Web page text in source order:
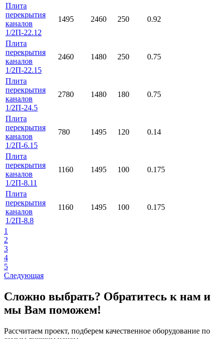
Плита
перекрытия
каналов
1/2П-22.12
1495 2460 250 0.92
Плита
перекрытия
каналов
1/2П-22.15
2460 1480 250 0.75
Плита
перекрытия
каналов
1/2П-24.5
2780 1480 180 0.75
Плита
перекрытия
каналов
1/2П-6.15
780 1495 120 0.14
Плита
перекрытия
каналов
1/2П-8.11
1160 1495 100 0.175
Плита
перекрытия
каналов
1/2П-8.8
1160 1495 100 0.175
1
2
3
4
5
Следующая
Сложно выбрать? Обратитесь к нам и
мы Вам поможем!
Рассчитаем проект, подберем качественное оборудование по